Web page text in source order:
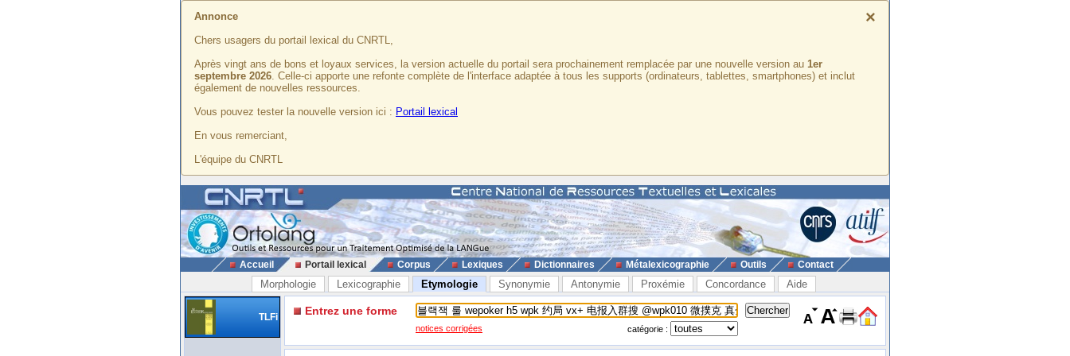
×
Annonce
Chers usagers du portail lexical du CNRTL,
Après vingt ans de bons et loyaux services, la version actuelle du portail sera prochainement remplacée par une nouvelle version au 1er
septembre 2026. Celle-ci apporte une refonte complète de l'interface adaptée à tous les supports (ordinateurs, tablettes, smartphones) et inclut
également de nouvelles ressources.
Vous pouvez tester la nouvelle version ici : Portail lexical
En vous remerciant,
L'équipe du CNRTL
Accueil Portail lexical Corpus Lexiques Dictionnaires Métalexicographie Outils Contact
Morphologie Lexicographie Etymologie Synonymie Antonymie Proxémie Concordance Aide
TLFi Entrez une forme
notices corrigées catégorie :